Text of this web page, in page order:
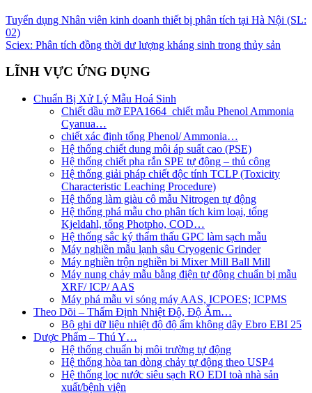
Tuyển dụng Nhân viên kinh doanh thiết bị phân tích tại Hà Nội (SL:
02)
Sciex: Phân tích đồng thời dư lượng kháng sinh trong thủy sản
LĨNH VỰC ỨNG DỤNG
Chuẩn Bị Xử Lý Mẫu Hoá Sinh
Chiết dầu mỡ EPA1664_chiết mẫu Phenol Ammonia
Cyanua…
chiết xác định tổng Phenol/ Ammonia…
Hệ thống chiết dung môi áp suất cao (PSE)
Hệ thống chiết pha rắn SPE tự động – thủ công
Hệ thống giải pháp chiết độc tính TCLP (Toxicity
Characteristic Leaching Procedure)
Hệ thống làm giàu cô mẫu Nitrogen tự động
Hệ thống phá mẫu cho phân tích kim loại, tổng
Kjeldahl, tổng Photpho, COD…
Hệ thống sắc ký thẩm thấu GPC làm sạch mẫu
Máy nghiền mẫu lạnh sâu Cryogenic Grinder
Máy nghiền trộn nghiền bi Mixer Mill Ball Mill
Máy nung chảy mẫu bằng điện tự động chuẩn bị mẫu
XRF/ ICP/ AAS
Máy phá mẫu vi sóng máy AAS, ICPOES; ICPMS
Theo Dõi – Thẩm Định Nhiệt Độ, Độ Ẩm…
Bộ ghi dữ liệu nhiệt độ độ ẩm không dây Ebro EBI 25
Dược Phẩm – Thú Y…
Hệ thống chuẩn bị môi trường tự động
Hệ thống hòa tan dòng chảy tự động theo USP4
Hệ thống lọc nước siêu sạch RO EDI​​ toà nhà sản
xuất/bệnh viện